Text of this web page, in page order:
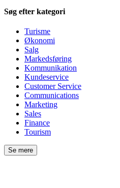
Søg efter kategori
Turisme
Økonomi
Salg
Markedsføring
Kommunikation
Kundeservice
Customer Service
Communications
Marketing
Sales
Finance
Tourism
Se mere